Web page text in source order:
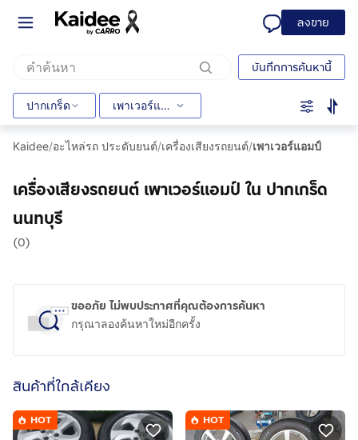
ลงขาย
บันทึกการค้นหานี้
ปากเกร็ด เพาเวอร์แอมป์
Kaidee/อะไหล่รถ ประดับยนต์/เครื่องเสียงรถยนต์/เพาเวอร์แอมป์
เครื่องเสียงรถยนต์ เพาเวอร์แอมป์ ใน ปากเกร็ด
นนทบุรี
(0)
ขออภัย ไม่พบประกาศที่คุณต้องการค้นหา
กรุณาลองค้นหาใหม่อีกครั้ง
สินค้าที่ใกล้เคียง
HOT HOT